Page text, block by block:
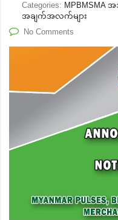
Categories: MPBMSMA
အချက်အလက်များ
No Comments